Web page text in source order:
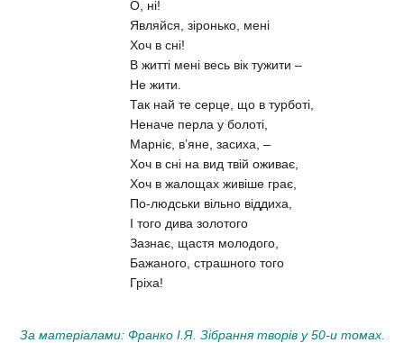
О, ні!
Являйся, зіронько, мені
Хоч в сні!
В житті мені весь вік тужити –
Не жити.
Так най те серце, що в турботі,
Неначе перла у болоті,
Марніє, в’яне, засиха, –
Хоч в сні на вид твій оживає,
Хоч в жалощах живіше грає,
По-людськи вільно віддиха,
І того дива золотого
Зазнає, щастя молодого,
Бажаного, страшного того
Гріха!
За матеріалами: Франко І.Я. Зібрання творів у 50-и томах.